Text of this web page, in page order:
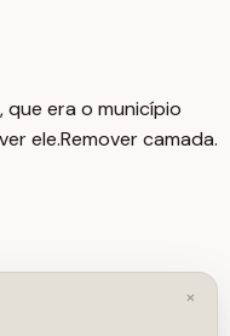
era o município
ele.Remover camada.
×